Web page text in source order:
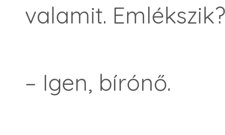
valamit. Emlék­szik?
– Igen, bírónő.